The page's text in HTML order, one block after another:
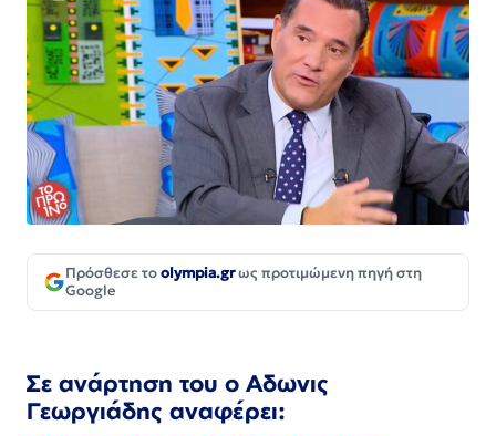
Πρόσθεσε τοolympia.grως προτιμώμενη πηγή στη
Google
Σε ανάρτηση του ο Αδωνις
Γεωργιάδης αναφέρει: